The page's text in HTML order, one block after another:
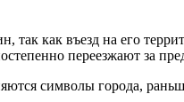
как въезд на его
переезжают за
символы города,